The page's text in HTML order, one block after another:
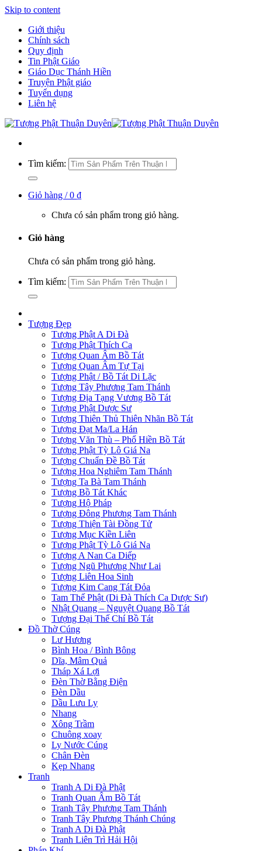
Skip to content
Giới thiệu
Chính sách
Quy định
Tin Phật Giáo
Giáo Dục Thánh Hiền
Truyện Phật giáo
Tuyển dụng
Liên hệ
Tìm kiếm:
Giỏ hàng /0 ₫
Chưa có sản phẩm trong giỏ hàng.
Giỏ hàng
Chưa có sản phẩm trong giỏ hàng.
Tìm kiếm:
Tượng Đẹp
Tượng Phật A Di Đà
Tượng Phật Thích Ca
Tượng Quan Âm Bồ Tát
Tượng Quan Âm Tự Tại
Tượng Phật / Bồ Tát Di Lặc
Tượng Tây Phương Tam Thánh
Tượng Địa Tạng Vương Bồ Tát
Tượng Phật Dược Sư
Tượng Thiên Thủ Thiên Nhãn Bồ Tát
Tượng Đạt Ma/La Hán
Tượng Văn Thù – Phổ Hiền Bồ Tát
Tượng Phật Tỳ Lô Giá Na
Tượng Chuẩn Đề Bồ Tát
Tượng Hoa Nghiêm Tam Thánh
Tượng Ta Bà Tam Thánh
Tượng Bồ Tát Khác
Tượng Hộ Pháp
Tượng Đông Phương Tam Thánh
Tượng Thiện Tài Đồng Tử
Tượng Mục Kiền Liên
Tượng Phật Tỳ Lô Giá Na
Tượng A Nan Ca Diếp
Tượng Ngũ Phương Như Lai
Tượng Liên Hoa Sinh
Tượng Kim Cang Tát Đỏa
Tam Thế Phật (Di Đà Thích Ca Dược Sư)
Nhật Quang – Nguyệt Quang Bồ Tát
Tượng Đại Thế Chí Bồ Tát
Đồ Thờ Cúng
Lư Hương
Bình Hoa / Bình Bông
Dĩa, Mâm Quả
Tháp Xá Lợi
Đèn Thờ Bằng Điện
Đèn Dầu
Dầu Lưu Ly
Nhang
Xông Trầm
Chuông xoay
Ly Nước Cúng
Chân Đèn
Kẹp Nhang
Tranh
Tranh A Di Đà Phật
Tranh Quan Âm Bồ Tát
Tranh Tây Phương Tam Thánh
Tranh Tây Phương Thánh Chúng
Tranh A Di Đà Phật
Tranh Liên Trì Hải Hội